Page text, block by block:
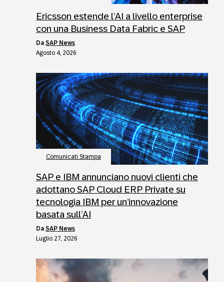
Ericsson estende l’AI a livello enterprise
con una Business Data Fabric e SAP
da SAP News
Agosto 4, 2026
Comunicati Stampa
SAP e IBM annunciano nuovi clienti che
adottano SAP Cloud ERP Private su
tecnologia IBM per un’innovazione
basata sull’AI
da SAP News
Luglio 27, 2026